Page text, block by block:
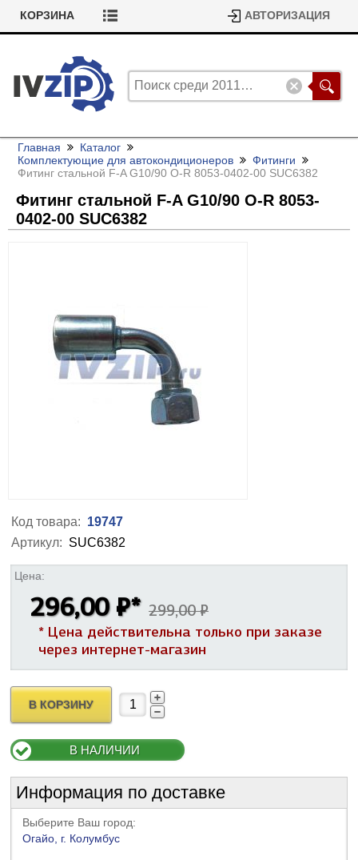
КОРЗИНА АВТОРИЗАЦИЯ
Главная
Каталог
Комплектующие для автокондиционеров
Фитинги
Фитинг стальной F-A G10/90 O-R 8053-0402-00 SUC6382
Фитинг стальной F-A G10/90 O-R 8053-
0402-00 SUC6382
Код товара: 19747
Артикул: SUC6382
Цена:
296,00 ₽* 299,00 ₽
* Цена действительна только при заказе
через интернет-магазин
В КОРЗИНУ
В НАЛИЧИИ
Информация по доставке
Выберите Ваш город:
Огайо, г. Колумбус